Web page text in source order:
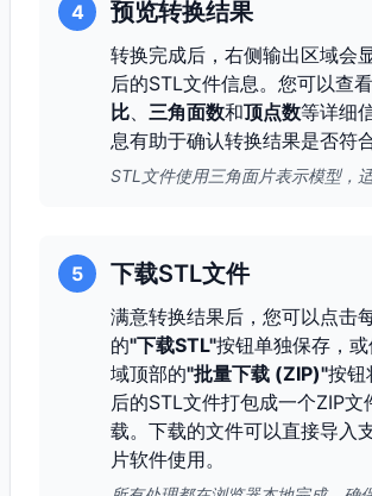
4 预览转换结果
转换完成后，右侧输出区域会
后的STL文件信息。您可以查看
比、 三角面数和顶点数等详细
息有助于确认转换结果是否符合
STL文件使用三角面片表示模型，
5 下载STL文件
满意转换结果后，您可以点击
的"下载STL"按钮单独保存，
域顶部的"批量下载 (ZIP)"按钮
后的STL文件打包成一个ZIP文
载。下载的文件可以直接导入
片软件使用。